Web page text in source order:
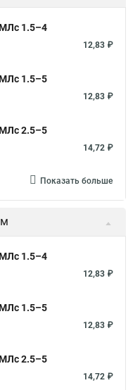
1.5–4
12,83 ₽
1.5–5
12,83 ₽
2.5–5
14,72 ₽
Показать больше
1.5–4
12,83 ₽
1.5–5
12,83 ₽
2.5–5
14,72 ₽